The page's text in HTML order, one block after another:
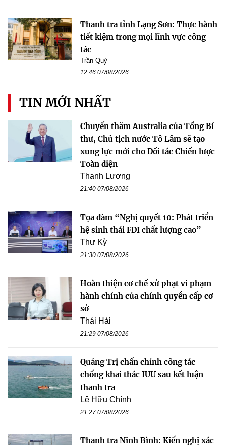
Thanh tra tỉnh Lạng Sơn: Thực hành
tiết kiệm trong mọi lĩnh vực công
tác
Trần Quý
12:46 07/08/2026
TIN MỚI NHẤT
Chuyến thăm Australia của Tổng Bí
thư, Chủ tịch nước Tô Lâm sẽ tạo
xung lực mới cho Đối tác Chiến lược
Toàn diện
Thanh Lương
21:40 07/08/2026
Tọa đàm “Nghị quyết 10: Phát triển
hệ sinh thái FDI chất lượng cao”
Thư Kỳ
21:30 07/08/2026
Hoàn thiện cơ chế xử phạt vi phạm
hành chính của chính quyền cấp cơ
sở
Thái Hải
21:29 07/08/2026
Quảng Trị chấn chỉnh công tác
chống khai thác IUU sau kết luận
thanh tra
Lê Hữu Chính
21:27 07/08/2026
Thanh tra Ninh Bình: Kiến nghị xác